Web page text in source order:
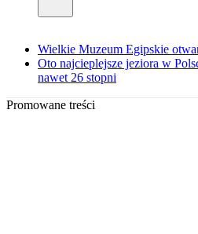
Wielkie Muzeum Egipskie
Oto najcieplejsze jeziora w
nawet 26 stopni
Promowane treści